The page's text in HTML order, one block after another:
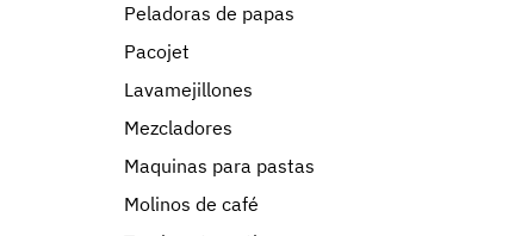
Peladoras de papas
Pacojet
Lavamejillones
Mezcladores
Maquinas para pastas
Molinos de café